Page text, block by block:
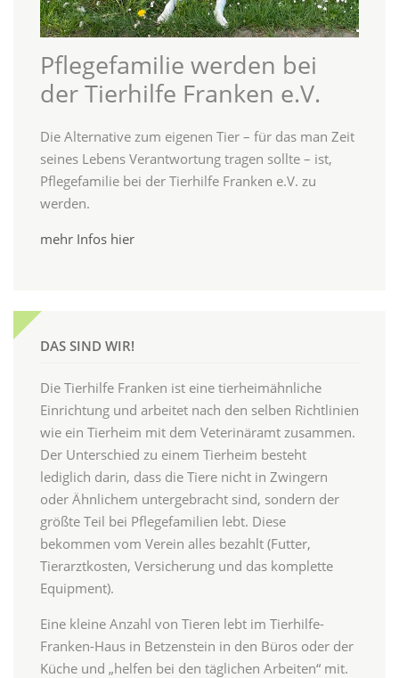
Pflegefamilie werden bei
der Tierhilfe Franken e.V.
Die Alternative zum eigenen Tier – für das man Zeit
seines Lebens Verantwortung tragen sollte – ist,
Pflegefamilie bei der Tierhilfe Franken e.V. zu
werden.
mehr Infos hier
DAS SIND WIR!
Die Tierhilfe Franken ist eine tierheimähnliche
Einrichtung und arbeitet nach den selben Richtlinien
wie ein Tierheim mit dem Veterinäramt zusammen.
Der Unterschied zu einem Tierheim besteht
lediglich darin, dass die Tiere nicht in Zwingern
oder Ähnlichem untergebracht sind, sondern der
größte Teil bei Pflegefamilien lebt. Diese
bekommen vom Verein alles bezahlt (Futter,
Tierarztkosten, Versicherung und das komplette
Equipment).
Eine kleine Anzahl von Tieren lebt im Tierhilfe-
Franken-Haus in Betzenstein in den Büros oder der
Küche und „helfen bei den täglichen Arbeiten“ mit.